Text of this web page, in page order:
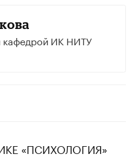
кафедрой ИК НИТУ
«ПСИХОЛОГИЯ»